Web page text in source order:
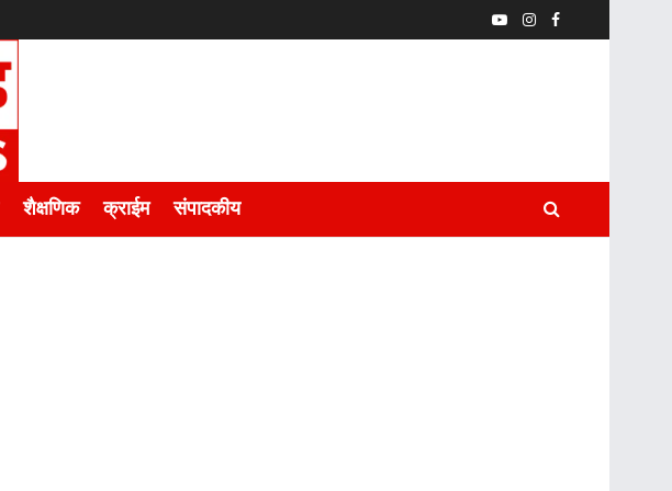
शैक्षणिक क्राईम संपादकीय